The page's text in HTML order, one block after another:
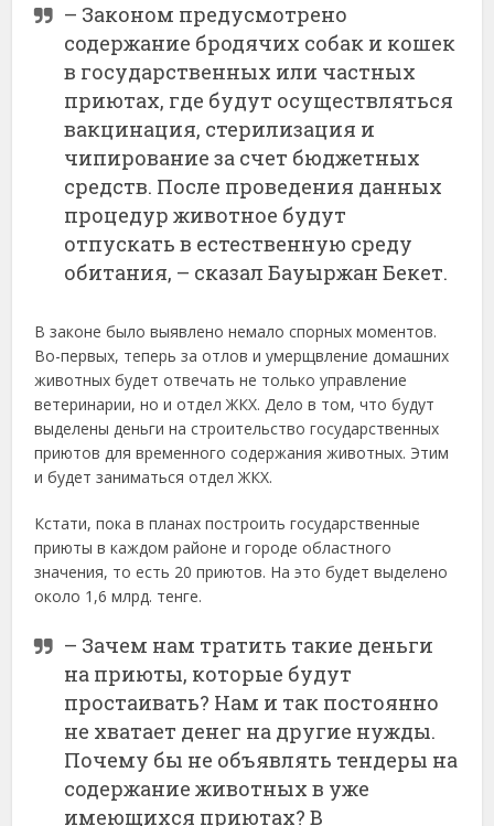
– Законом предусмотрено
содержание бродячих собак и кошек
в государственных или частных
приютах, где будут осуществляться
вакцинация, стерилизация и
чипирование за счет бюджетных
средств. После проведения данных
процедур животное будут
отпускать в естественную среду
обитания, – сказал Бауыржан Бекет.
В законе было выявлено немало спорных моментов.
Во-первых, теперь за отлов и умерщвление домашних
животных будет отвечать не только управление
ветеринарии, но и отдел ЖКХ. Дело в том, что будут
выделены деньги на строительство государственных
приютов для временного содержания животных. Этим
и будет заниматься отдел ЖКХ.
Кстати, пока в планах построить государственные
приюты в каждом районе и городе областного
значения, то есть 20 приютов. На это будет выделено
около 1,6 млрд. тенге.
– Зачем нам тратить такие деньги
на приюты, которые будут
простаивать? Нам и так постоянно
не хватает денег на другие нужды.
Почему бы не объявлять тендеры на
содержание животных в уже
имеющихся приютах? В